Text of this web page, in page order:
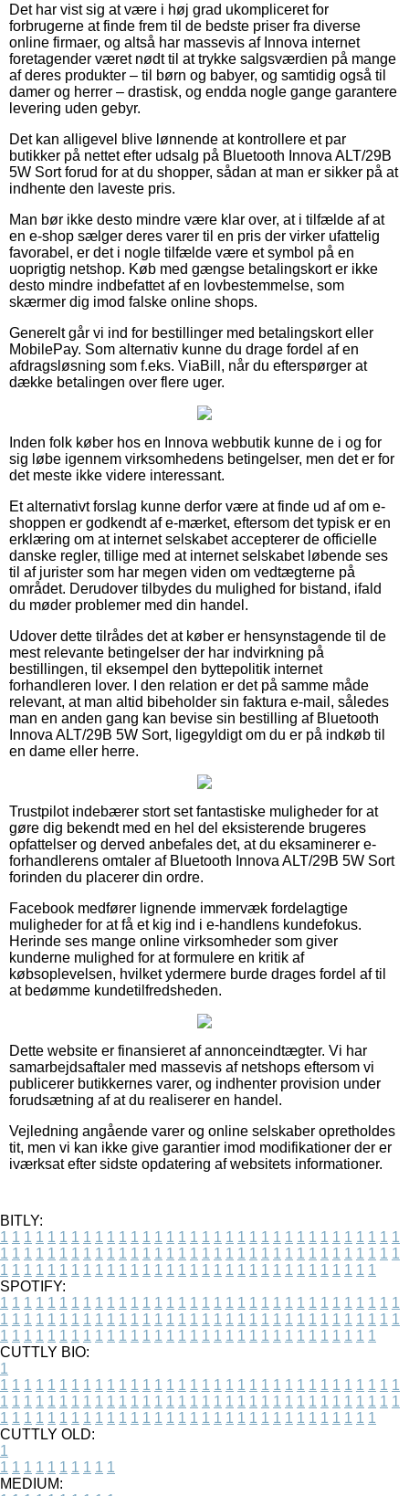
Det har vist sig at være i høj grad ukompliceret for
forbrugerne at finde frem til de bedste priser fra diverse
online firmaer, og altså har massevis af Innova internet
foretagender været nødt til at trykke salgsværdien på mange
af deres produkter – til børn og babyer, og samtidig også til
damer og herrer – drastisk, og endda nogle gange garantere
levering uden gebyr.
Det kan alligevel blive lønnende at kontrollere et par
butikker på nettet efter udsalg på Bluetooth Innova ALT/29B
5W Sort forud for at du shopper, sådan at man er sikker på at
indhente den laveste pris.
Man bør ikke desto mindre være klar over, at i tilfælde af at
en e-shop sælger deres varer til en pris der virker ufattelig
favorabel, er det i nogle tilfælde være et symbol på en
uoprigtig netshop. Køb med gængse betalingskort er ikke
desto mindre indbefattet af en lovbestemmelse, som
skærmer dig imod falske online shops.
Generelt går vi ind for bestillinger med betalingskort eller
MobilePay. Som alternativ kunne du drage fordel af en
afdragsløsning som f.eks. ViaBill, når du efterspørger at
dække betalingen over flere uger.
Inden folk køber hos en Innova webbutik kunne de i og for
sig løbe igennem virksomhedens betingelser, men det er for
det meste ikke videre interessant.
Et alternativt forslag kunne derfor være at finde ud af om e-
shoppen er godkendt af e-mærket, eftersom det typisk er en
erklæring om at internet selskabet accepterer de officielle
danske regler, tillige med at internet selskabet løbende ses
til af jurister som har megen viden om vedtægterne på
området. Derudover tilbydes du mulighed for bistand, ifald
du møder problemer med din handel.
Udover dette tilrådes det at køber er hensynstagende til de
mest relevante betingelser der har indvirkning på
bestillingen, til eksempel den byttepolitik internet
forhandleren lover. I den relation er det på samme måde
relevant, at man altid bibeholder sin faktura e-mail, således
man en anden gang kan bevise sin bestilling af Bluetooth
Innova ALT/29B 5W Sort, ligegyldigt om du er på indkøb til
en dame eller herre.
Trustpilot indebærer stort set fantastiske muligheder for at
gøre dig bekendt med en hel del eksisterende brugeres
opfattelser og derved anbefales det, at du eksaminerer e-
forhandlerens omtaler af Bluetooth Innova ALT/29B 5W Sort
forinden du placerer din ordre.
Facebook medfører lignende immervæk fordelagtige
muligheder for at få et kig ind i e-handlens kundefokus.
Herinde ses mange online virksomheder som giver
kunderne mulighed for at formulere en kritik af
købsoplevelsen, hvilket ydermere burde drages fordel af til
at bedømme kundetilfredsheden.
Dette website er finansieret af annonceindtægter. Vi har
samarbejdsaftaler med massevis af netshops eftersom vi
publicerer butikkernes varer, og indhenter provision under
forudsætning af at du realiserer en handel.
Vejledning angående varer og online selskaber opretholdes
tit, men vi kan ikke give garantier imod modifikationer der er
iværksat efter sidste opdatering af websitets informationer.
BITLY:
1 1 1 1 1 1 1 1 1 1 1 1 1 1 1 1 1 1 1 1 1 1 1 1 1 1 1 1 1 1 1 1 1 1
1 1 1 1 1 1 1 1 1 1 1 1 1 1 1 1 1 1 1 1 1 1 1 1 1 1 1 1 1 1 1 1 1 1
1 1 1 1 1 1 1 1 1 1 1 1 1 1 1 1 1 1 1 1 1 1 1 1 1 1 1 1 1 1 1 1
SPOTIFY:
1 1 1 1 1 1 1 1 1 1 1 1 1 1 1 1 1 1 1 1 1 1 1 1 1 1 1 1 1 1 1 1 1 1
1 1 1 1 1 1 1 1 1 1 1 1 1 1 1 1 1 1 1 1 1 1 1 1 1 1 1 1 1 1 1 1 1 1
1 1 1 1 1 1 1 1 1 1 1 1 1 1 1 1 1 1 1 1 1 1 1 1 1 1 1 1 1 1 1 1
CUTTLY BIO:
1
1 1 1 1 1 1 1 1 1 1 1 1 1 1 1 1 1 1 1 1 1 1 1 1 1 1 1 1 1 1 1 1 1 1
1 1 1 1 1 1 1 1 1 1 1 1 1 1 1 1 1 1 1 1 1 1 1 1 1 1 1 1 1 1 1 1 1 1
1 1 1 1 1 1 1 1 1 1 1 1 1 1 1 1 1 1 1 1 1 1 1 1 1 1 1 1 1 1 1 1
CUTTLY OLD:
1
1 1 1 1 1 1 1 1 1 1
MEDIUM: